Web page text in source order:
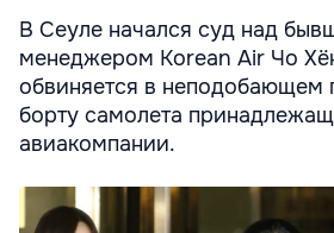
В Сеуле начался суд над
менеджером Korean Air Чо
обвиняется в неподобающем
борту самолета
авиакомпании.